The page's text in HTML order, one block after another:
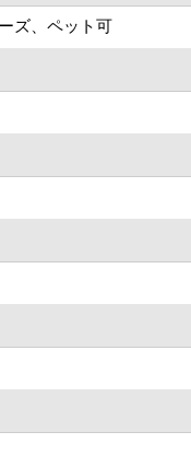
ズ、ペット可